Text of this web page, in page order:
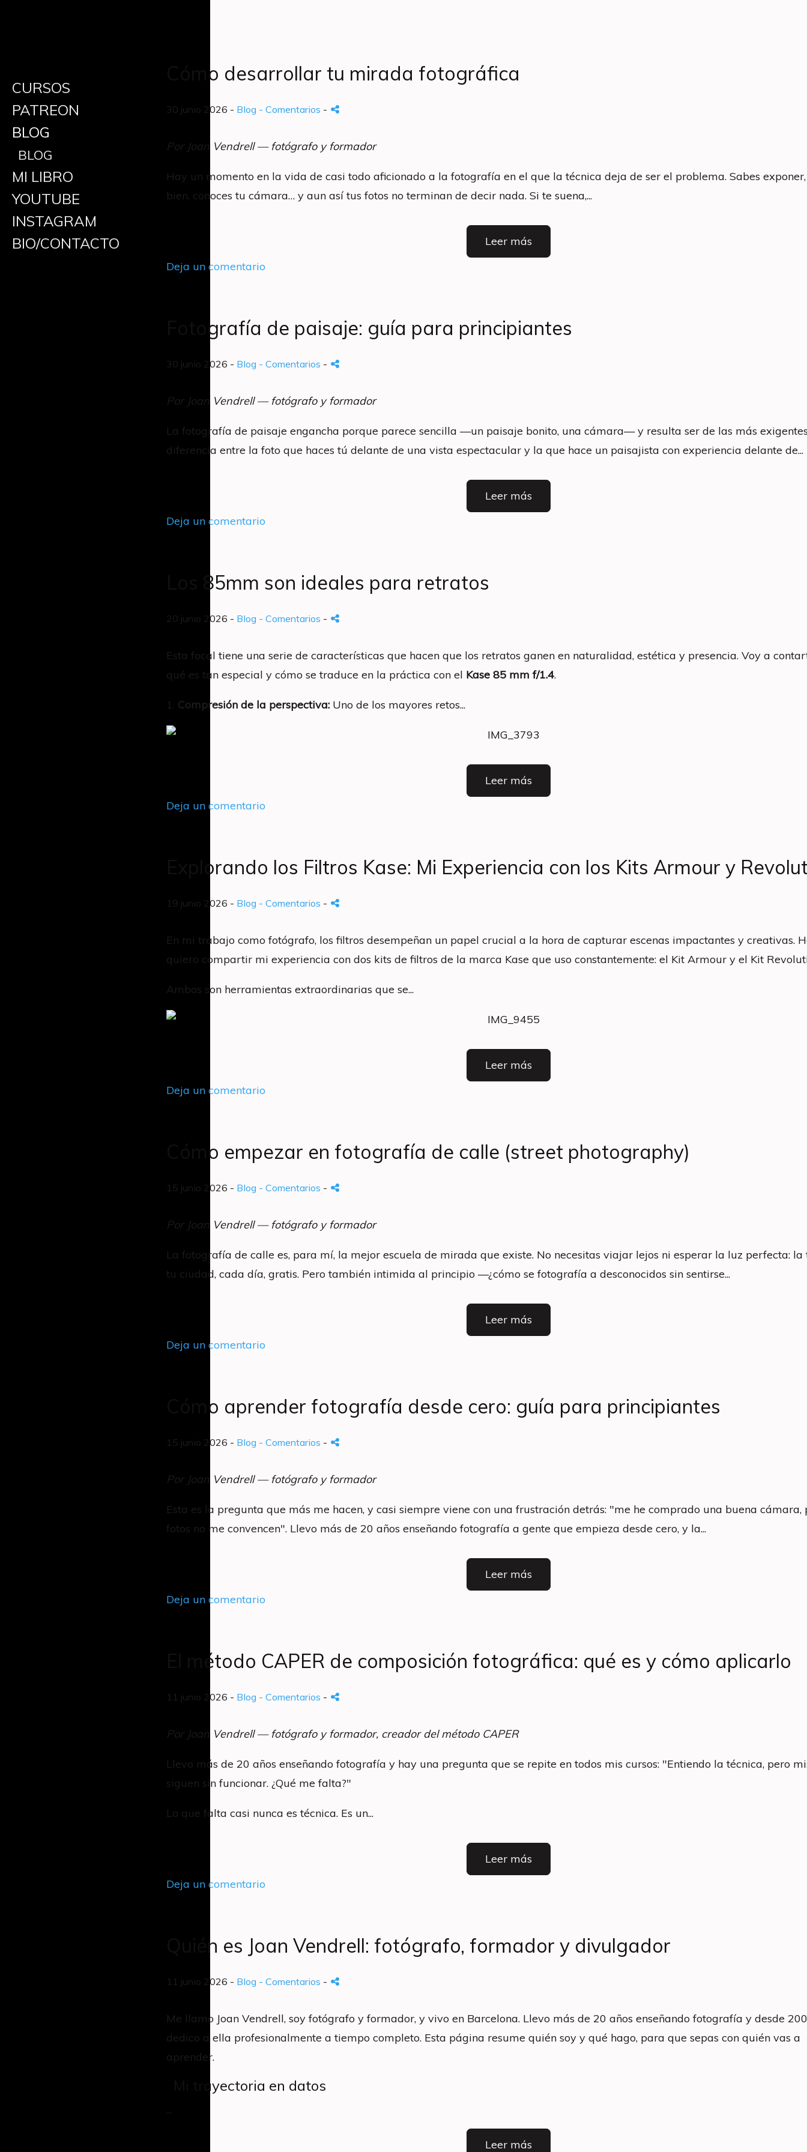
CURSOS
PATREON
BLOG
BLOG
MI LIBRO
YOUTUBE
INSTAGRAM
BIO/CONTACTO
Cómo desarrollar tu mirada fotográfica
30 junio 2026 - Blog - Comentarios -
Por Joan Vendrell — fotógrafo y formador
Hay un momento en la vida de casi todo aficionado a la fotografía en el que la técnica deja de ser el problema. Sabes
bien, conoces tu cámara… y aun así tus fotos no terminan de decir nada. Si te suena,...
Leer más
Deja un comentario
Fotografía de paisaje: guía para principiantes
30 junio 2026 - Blog - Comentarios -
Por Joan Vendrell — fotógrafo y formador
La fotografía de paisaje engancha porque parece sencilla —un paisaje bonito, una cámara— y resulta ser de las más
diferencia entre la foto que haces tú delante de una vista espectacular y la que hace un paisajista con experiencia delante de...
Leer más
Deja un comentario
Los 85mm son ideales para retratos
20 junio 2026 - Blog - Comentarios -
Esta focal tiene una serie de características que hacen que los retratos ganen en naturalidad, estética y presencia. Voy a
qué es tan especial y cómo se traduce en la práctica con el Kase 85 mm f/1.4.
1. Compresión de la perspectiva: Uno de los mayores retos...
Leer más
Deja un comentario
Explorando los Filtros Kase: Mi Experiencia con los Kits Armour y
19 junio 2026 - Blog - Comentarios -
En mi trabajo como fotógrafo, los filtros desempeñan un papel crucial a la hora de capturar escenas impactantes y creativas.
quiero compartir mi experiencia con dos kits de filtros de la marca Kase que uso constantemente: el Kit Armour y el Kit
Ambos son herramientas extraordinarias que se...
Leer más
Deja un comentario
Cómo empezar en fotografía de calle (street photography)
15 junio 2026 - Blog - Comentarios -
Por Joan Vendrell — fotógrafo y formador
La fotografía de calle es, para mí, la mejor escuela de mirada que existe. No necesitas viajar lejos ni esperar la luz perfecta: la
tu ciudad, cada día, gratis. Pero también intimida al principio —¿cómo se fotografía a desconocidos sin sentirse...
Leer más
Deja un comentario
Cómo aprender fotografía desde cero: guía para principiantes
15 junio 2026 - Blog - Comentarios -
Por Joan Vendrell — fotógrafo y formador
Esta es la pregunta que más me hacen, y casi siempre viene con una frustración detrás: "me he comprado una buena cámara,
fotos no me convencen". Llevo más de 20 años enseñando fotografía a gente que empieza desde cero, y la...
Leer más
Deja un comentario
El método CAPER de composición fotográfica: qué es y cómo aplicarlo
11 junio 2026 - Blog - Comentarios -
Por Joan Vendrell — fotógrafo y formador, creador del método CAPER
Llevo más de 20 años enseñando fotografía y hay una pregunta que se repite en todos mis cursos: "Entiendo la técnica, pero
siguen sin funcionar. ¿Qué me falta?"
Lo que falta casi nunca es técnica. Es un...
Leer más
Deja un comentario
Quién es Joan Vendrell: fotógrafo, formador y divulgador
11 junio 2026 - Blog - Comentarios -
Me llamo Joan Vendrell, soy fotógrafo y formador, y vivo en Barcelona. Llevo más de 20 años enseñando fotografía y desde
dedico a ella profesionalmente a tiempo completo. Esta página resume quién soy y qué hago, para que sepas con quién vas a
aprender.
Mi trayectoria en datos
...
Leer más